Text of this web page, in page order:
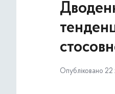
Опубліковано